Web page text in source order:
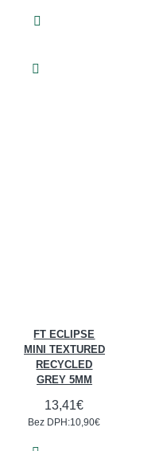
FT ECLIPSE
MINI TEXTURED
RECYCLED
GREY 5MM
13,41€
Bez DPH:10,90€